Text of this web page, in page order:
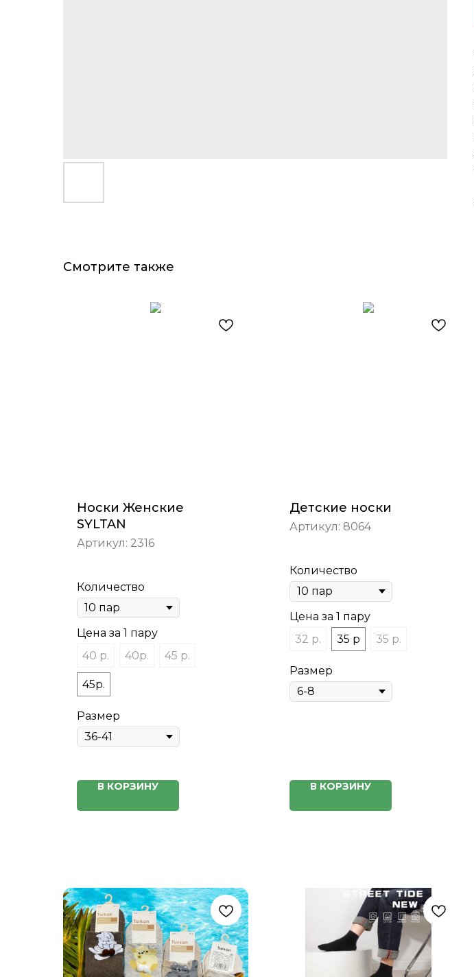
Смотрите также
Носки Женские
SYLTAN
Артикул: 2316
Количество
Цена за 1 пару
40 р.
40р. 45 р.
45р.
Размер
В КОРЗИНУ
Детские носки
Артикул: 8064
Количество
Цена за 1 пару
32 р.
35 р 35 р.
Размер
В КОРЗИНУ